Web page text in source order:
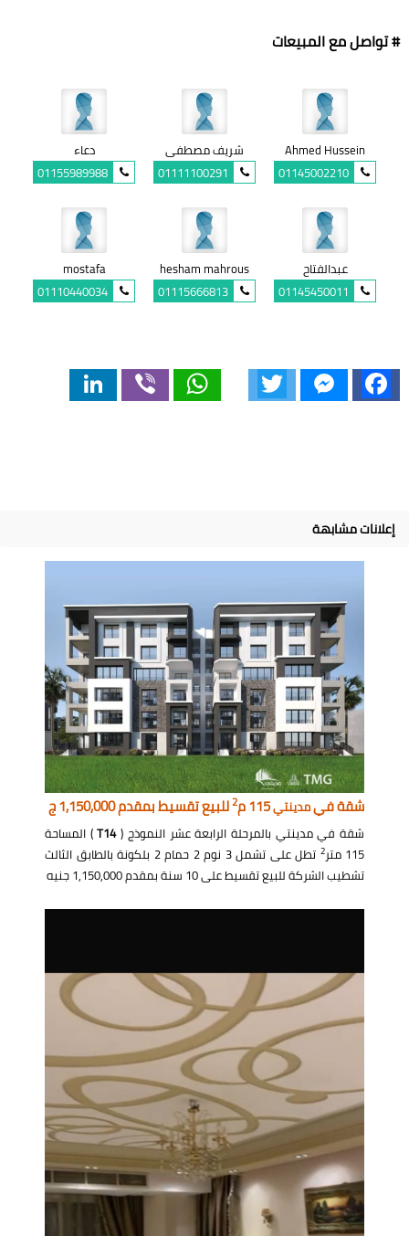
# تواصل مع المبيعات
Ahmed Hussein
01145002210
شريف مصطفى
01111100291
دعاء
01155989988
عبدالفتاح
01145450011
hesham mahrous
01115666813
mostafa
01110440034
Facebook
Messenger
WhatsApp
إعلانات مشابهة
شقة فيمدينتي115 م 2للبيع تقسيط بمقدم 1,150,000 ج
شقة في مدينتي بالمرحلة الرابعة عشر النموذج (T14) المساحة
115 متر
2
تطل على تشمل 3 نوم 2 حمام 2 بلكونة بالطابق الثالث
تشطيب الشركة للبيع تقسيط على 10 سنة بمقدم 1,150,000 جنيه